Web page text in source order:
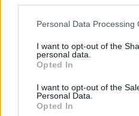
This information may also be
disclose it to other third
Please note that this website/
services and may gather and
not limited to your visit or
grant or deny consent to
Personal Data Processing
I want to opt-out of the
personal data.
Opted In
I want to opt-out of the
Personal Data.
Opted In
Gossip
Televisione
Programmi TV